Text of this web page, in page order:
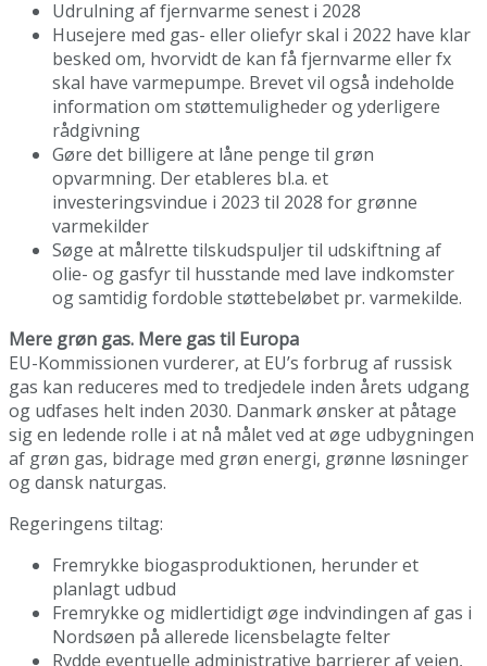
Udrulning af fjernvarme senest i 2028
Husejere med gas- eller oliefyr skal i 2022 have klar
besked om, hvorvidt de kan få fjernvarme eller fx
skal have varmepumpe. Brevet vil også indeholde
information om støttemuligheder og yderligere
rådgivning
Gøre det billigere at låne penge til grøn
opvarmning. Der etableres bl.a. et
investeringsvindue i 2023 til 2028 for grønne
varmekilder
Søge at målrette tilskudspuljer til udskiftning af
olie- og gasfyr til husstande med lave indkomster
og samtidig fordoble støttebeløbet pr. varmekilde.
Mere grøn gas. Mere gas til Europa
EU-Kommissionen vurderer, at EU’s forbrug af russisk
gas kan reduceres med to tredjedele inden årets udgang
og udfases helt inden 2030. Danmark ønsker at påtage
sig en ledende rolle i at nå målet ved at øge udbygningen
af grøn gas, bidrage med grøn energi, grønne løsninger
og dansk naturgas.
Regeringens tiltag:
Fremrykke biogasproduktionen, herunder et
planlagt udbud
Fremrykke og midlertidigt øge indvindingen af gas i
Nordsøen på allerede licensbelagte felter
Rydde eventuelle administrative barrierer af vejen,